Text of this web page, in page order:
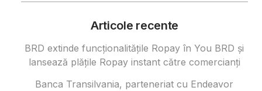
Articole recente
BRD extinde funcționalitățile Ropay în You BRD și
lansează plățile Ropay instant către comercianți
Banca Transilvania, parteneriat cu Endeavor